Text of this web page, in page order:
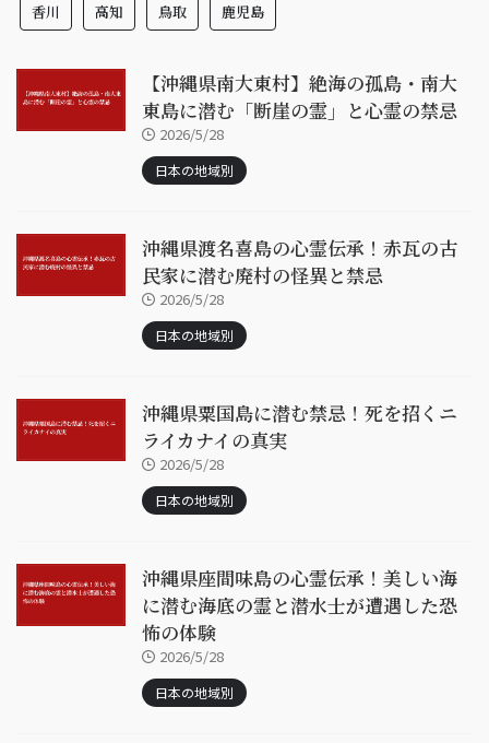
香川 高知 鳥取 鹿児島
【沖縄県南大東村】絶海の孤島・南大
東島に潜む「断崖の霊」と心霊の禁忌
2026/5/28
日本の地域別
沖縄県渡名喜島の心霊伝承！赤瓦の古
民家に潜む廃村の怪異と禁忌
2026/5/28
日本の地域別
沖縄県粟国島に潜む禁忌！死を招くニ
ライカナイの真実
2026/5/28
日本の地域別
沖縄県座間味島の心霊伝承！美しい海
に潜む海底の霊と潜水士が遭遇した恐
怖の体験
2026/5/28
日本の地域別